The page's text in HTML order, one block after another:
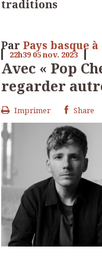
traditions
Par Pays basque
22h39 05nov. 2023
Avec « Pop
regarder
Imprimer Share